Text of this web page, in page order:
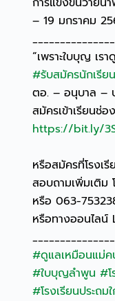
– 19 มกราคม
“เพราะใบบุญ เร
#รับสมัครนักเรีย
ตอ. – อนุบาล –
สมัครเข้าเรียนช่
https://bit.ly/
หรือสมัครที่โรงเ
สอบถามเพิ่มเติม
หรือ 063-
หรือทางออนไลน์
#ดูแลเหมือนแม่
#ใบบุญลำพูน #
#โรงเรียนประถม